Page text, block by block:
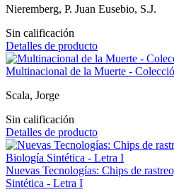
Nieremberg, P. Juan Eusebio, S.J.
Sin calificación
Detalles de producto
Multinacional de la Muerte -
Scala, Jorge
Sin calificación
Detalles de producto
Nuevas Tecnologías: Chips de
Sintética - Letra I